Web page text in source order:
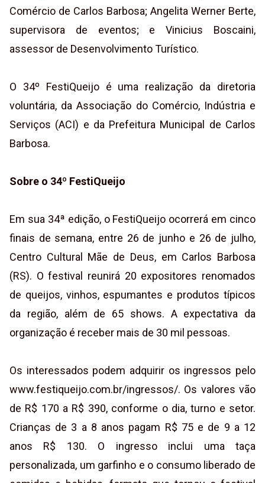
Comércio de Carlos Barbosa; Angelita Werner Berte,
supervisora de eventos; e Vinicius Boscaini,
assessor de Desenvolvimento Turístico.
O 34º FestiQueijo é uma realização da diretoria
voluntária, da Associação do Comércio, Indústria e
Serviços (ACI) e da Prefeitura Municipal de Carlos
Barbosa.
Sobre o 34º FestiQueijo
Em sua 34ª edição, o FestiQueijo ocorrerá em cinco
finais de semana, entre 26 de junho e 26 de julho,
Centro Cultural Mãe de Deus, em Carlos Barbosa
(RS). O festival reunirá 20 expositores renomados
de queijos, vinhos, espumantes e produtos típicos
da região, além de 65 shows. A expectativa da
organização é receber mais de 30 mil pessoas.
Os interessados podem adquirir os ingressos pelo
www.festiqueijo.com.br/ingressos/. Os valores vão
de R$ 170 a R$ 390, conforme o dia, turno e setor.
Crianças de 3 a 8 anos pagam R$ 75 e de 9 a 12
anos R$ 130. O ingresso inclui uma taça
personalizada, um garfinho e o consumo liberado de